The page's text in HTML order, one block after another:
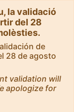
la validació
del 28
de
28 de agosto
validation will
apologize for